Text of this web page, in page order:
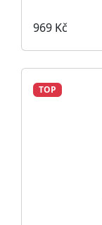
969 Kč
TOP